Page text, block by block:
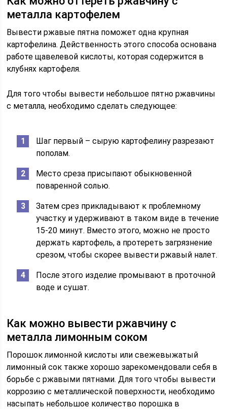
металла картофелем
Вывести ржавые пятна поможет одна крупная
картофелина. Действенность этого способа основана
работе щавелевой кислоты, которая содержится в
клубнях картофеля.
Для того чтобы вывести небольшое пятно ржавчины
с металла, необходимо сделать следующее:
Шаг первый – сырую картофелину разрезают
пополам.
Место среза присыпают обыкновенной
поваренной солью.
Затем срез прикладывают к проблемному
участку и удерживают в таком виде в течение
15-20 минут. Вместо этого, можно не просто
держать картофель, а протереть загрязнение
срезом, чтобы скорее вывести ржавый налет.
После этого изделие промывают в проточной
воде и сушат.
Как можно вывести ржавчину с
металла лимонным соком
Порошок лимонной кислоты или свежевыжатый
лимонный сок также хорошо зарекомендовали себя в
борьбе с ржавыми пятнами. Для того чтобы вывести
коррозию с металлической поверхности, необходимо
насыпать небольшое количество порошка в